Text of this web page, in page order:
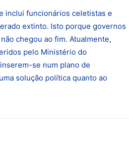
inclui funcionários celetistas e
extinto. Isto porque governos
chegou ao fim. Atualmente,
pelo Ministério do
se num plano de
solução política quanto ao